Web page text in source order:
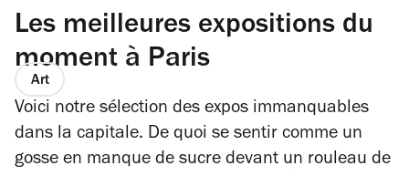
Les meilleures expositions du
moment à Paris
Art
Voici notre sélection des expos immanquables
dans la capitale. De quoi se sentir comme un
gosse en manque de sucre devant un rouleau de